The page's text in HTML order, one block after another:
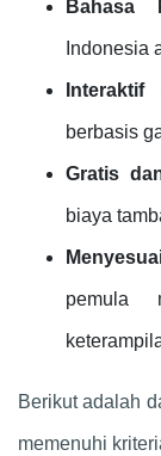
Bahasa
Indonesia
berbasis
Gratis
biaya
pemula
Berikut adalah
memenuhi